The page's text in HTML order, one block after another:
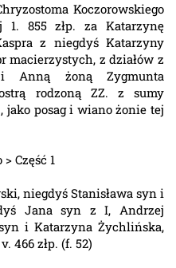
Koczorowskiego
855 złp. za Katarzynę
z niegdyś Katarzyny
macierzystych, z działów z
i Anną żoną Zygmunta
rodzoną ZZ. z sumy
jako posag i wiano żonie tej
Część 1
niegdyś Stanisława syn i
Jana syn z I, Andrzej
i Katarzyna Żychlińska,
466 złp. (f. 52)